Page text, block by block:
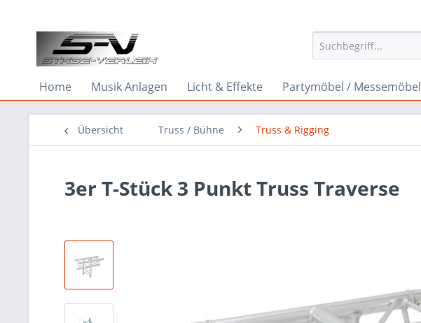
Home Musik Anlagen Licht & Effekte Partymöbel / Messemöbel
Übersicht Truss / Bühne Truss & Rigging
3er T-Stück 3 Punkt Truss Traverse